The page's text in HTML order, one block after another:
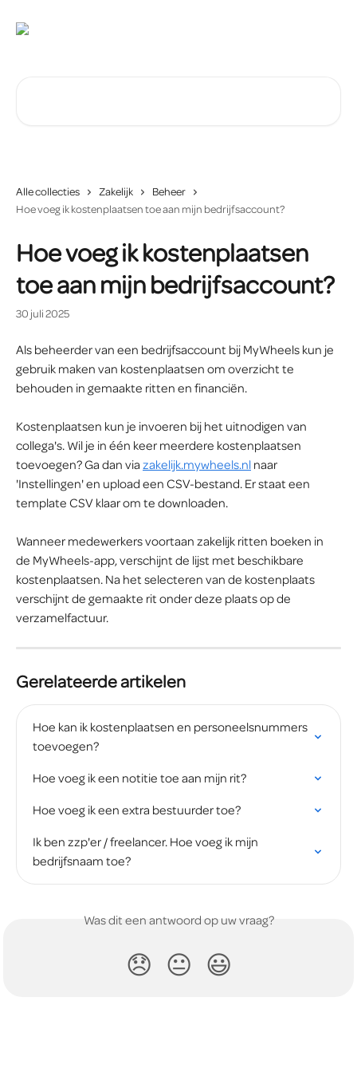
Alle collecties Zakelijk
Beheer
Hoe voeg ik kostenplaatsen toe aan mijn bedrijfsaccount?
Hoe voeg ik kostenplaatsen
toe aan mijn bedrijfsaccount?
30 juli 2025
Als beheerder van een bedrijfsaccount bij MyWheels kun je
gebruik maken van kostenplaatsen om overzicht te
behouden in gemaakte ritten en financiën.
Kostenplaatsen kun je invoeren bij het uitnodigen van
collega's. Wil je in één keer meerdere kostenplaatsen
toevoegen? Ga dan via zakelijk.mywheels.nl naar
'Instellingen' en upload een CSV-bestand. Er staat een
template CSV klaar om te downloaden.
Wanneer medewerkers voortaan zakelijk ritten boeken in
de MyWheels-app, verschijnt de lijst met beschikbare
kostenplaatsen. Na het selecteren van de kostenplaats
verschijnt de gemaakte rit onder deze plaats op de
verzamelfactuur.
Gerelateerde artikelen
Hoe kan ik kostenplaatsen en personeelsnummers
toevoegen?
Hoe voeg ik een notitie toe aan mijn rit?
Hoe voeg ik een extra bestuurder toe?
Ik ben zzp'er / freelancer. Hoe voeg ik mijn
bedrijfsnaam toe?
Was dit een antwoord op uw vraag?
😞 😐 😃